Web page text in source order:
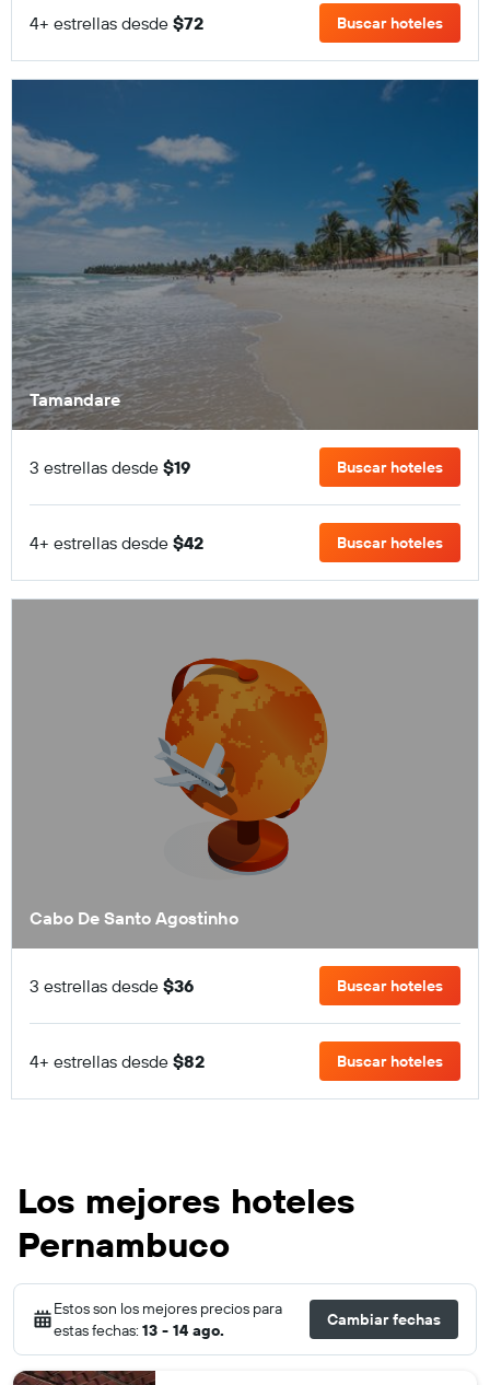
4+ estrellas desde $72 Buscar hoteles
Tamandare
3 estrellas desde $19 Buscar hoteles
4+ estrellas desde $42 Buscar hoteles
Cabo De Santo Agostinho
3 estrellas desde $36 Buscar hoteles
4+ estrellas desde $82 Buscar hoteles
Los mejores hoteles
Pernambuco
Estos son los mejores precios para
estas fechas: 13 - 14 ago.
Cambiar fechas